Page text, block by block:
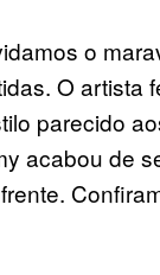
o
O artista
parecido
acabou de